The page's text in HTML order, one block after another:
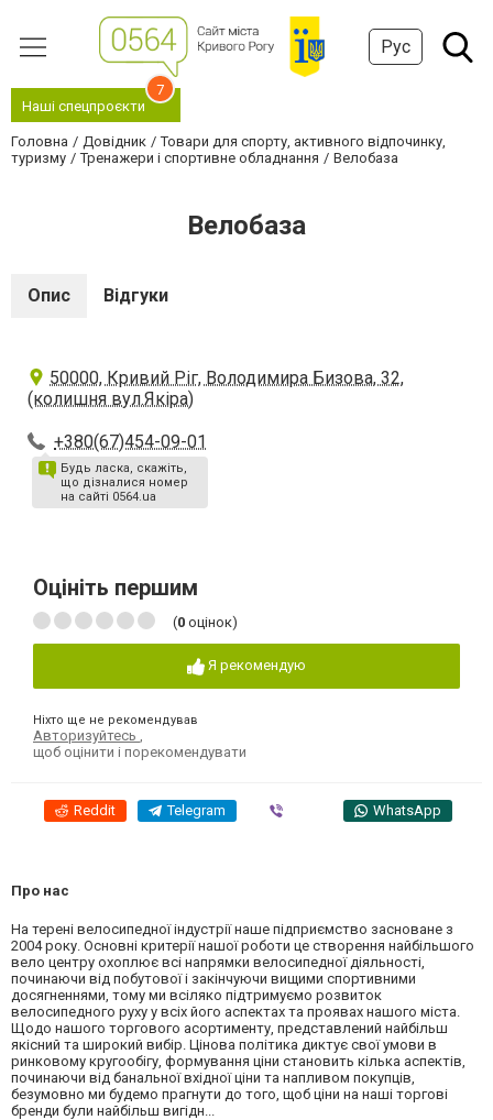
Рус
Наші спецпроєкти
7
Головна Довідник
Товари для спорту, активного відпочинку,
туризму
Тренажери і спортивне обладнання Велобаза
Велобаза
Опис Відгуки
50000, Кривий Ріг, Володимира Бизова, 32,
(колишня вул.Якіра)
+380(67)454-09-01
Будь ласка, скажіть,
що дізналися номер
на сайті 0564.ua
Оцініть першим
(0 оцінок)
Я рекомендую
Ніхто ще не рекомендував
Авторизуйтесь
щоб оцінити і порекомендувати
Reddit Telegram WhatsApp
Про нас
На терені велосипедної індустрії наше підприємство засноване з
2004 року. Основні критерії нашої роботи це створення найбільшого
вело центру охоплює всі напрямки велосипедної діяльності,
починаючи від побутової і закінчуючи вищими спортивними
досягненнями, тому ми всіляко підтримуємо розвиток
велосипедного руху у всіх його аспектах та проявах нашого міста.
Щодо нашого торгового асортименту, представлений найбільш
якісний та широкий вибір. Цінова політика диктує свої умови в
ринковому кругообігу, формування ціни становить кілька аспектів,
починаючи від банальної вхідної ціни та напливом покупців,
безумовно ми будемо прагнути до того, щоб ціни на наші торгові
бренди були найбільш вигідн...